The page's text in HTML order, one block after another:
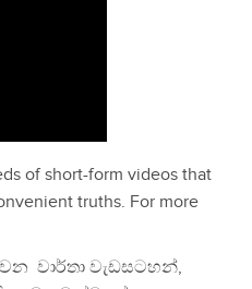
of short-form videos that
truths. For more
වාර්තා වැඩසටහන්,